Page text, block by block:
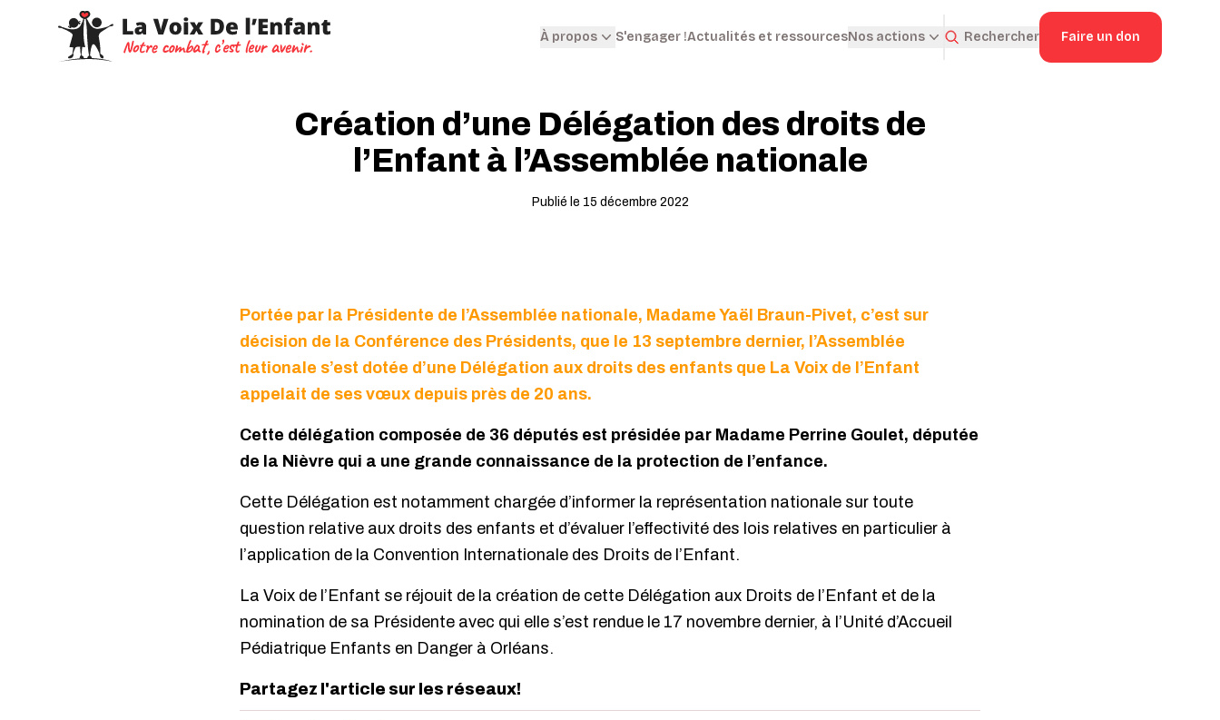
À propos S'engager !Actualités et ressourcesNos actions Rechercher Faire un don
Création d’une Délégation des droits de
l’Enfant à l’Assemblée nationale
Publié le 15 décembre 2022
Portée par la Présidente de l’Assemblée nationale, Madame Yaël Braun-Pivet, c’est sur
décision de la Conférence des Présidents, que le 13 septembre dernier, l’Assemblée
nationale s’est dotée d’une Délégation aux droits des enfants que La Voix de l’Enfant
appelait de ses vœux depuis près de 20 ans.
Cette délégation composée de 36 députés est présidée par Madame Perrine Goulet, députée
de la Nièvre qui a une grande connaissance de la protection de l’enfance.
Cette Délégation est notamment chargée d’informer la représentation nationale sur toute
question relative aux droits des enfants et d’évaluer l’effectivité des lois relatives en particulier à
l’application de la Convention Internationale des Droits de l’Enfant.
La Voix de l’Enfant se réjouit de la création de cette Délégation aux Droits de l’Enfant et de la
nomination de sa Présidente avec qui elle s’est rendue le 17 novembre dernier, à l’Unité d’Accueil
Pédiatrique Enfants en Danger à Orléans.
Partagez l'article sur les réseaux!